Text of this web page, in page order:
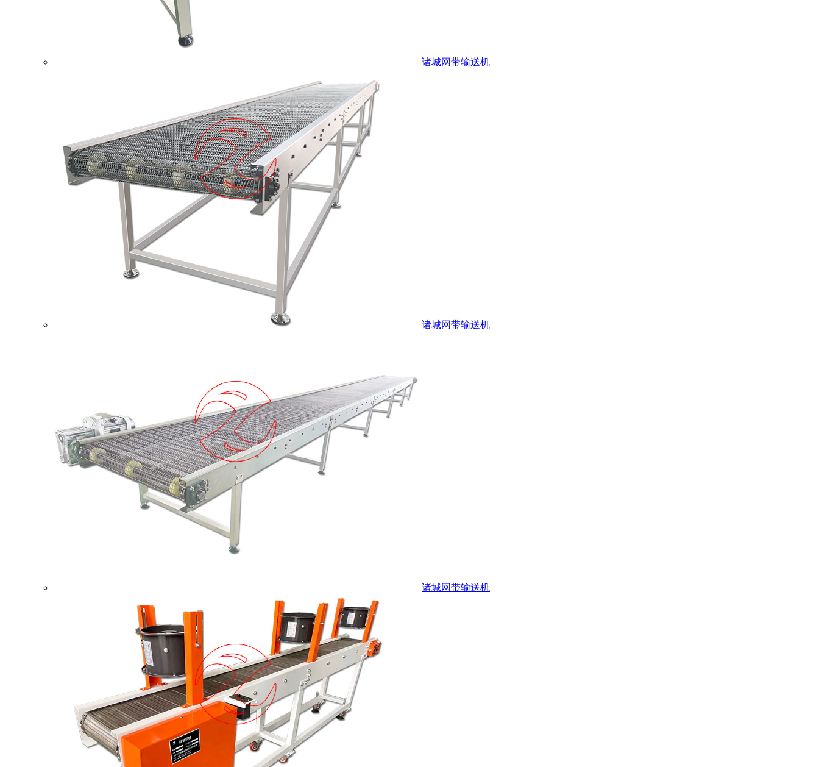
诸城网带输送机
诸城网带输送机
诸城网带输送机